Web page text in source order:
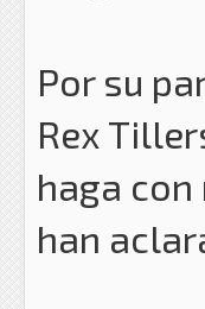
Por su
Rex
haga
han